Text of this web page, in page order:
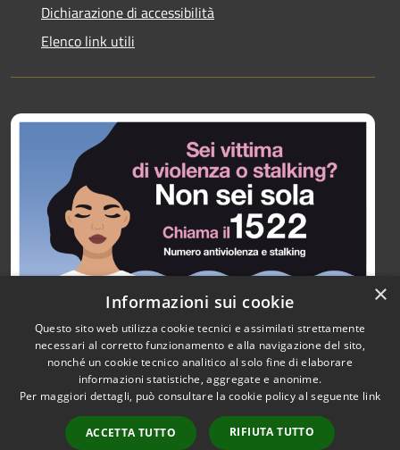
Dichiarazione di accessibilità
Elenco link utili
Accessibilità
Copyright © 2026 • Città di
Paullo • Powered by
Municipium•
Accesso
×
Informazioni sui cookie
Questo sito web utilizza cookie tecnici e assimilati strettamente
necessari al corretto funzionamento e alla navigazione del sito,
nonché un cookie tecnico analitico al solo fine di elaborare
informazioni statistiche, aggregate e anonime.
Per maggiori dettagli, può consultare la cookie policy al seguente link
ACCETTA TUTTO RIFIUTA TUTTO